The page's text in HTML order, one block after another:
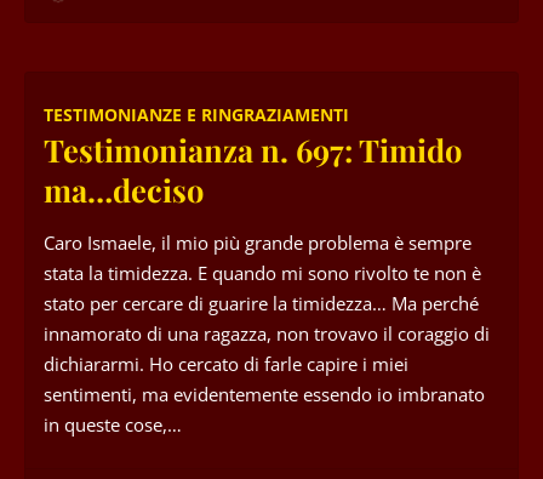
TESTIMONIANZE E RINGRAZIAMENTI
Testimonianza n. 697: Timido
ma…deciso
Caro Ismaele, il mio più grande problema è sempre
stata la timidezza. E quando mi sono rivolto te non è
stato per cercare di guarire la timidezza… Ma perché
innamorato di una ragazza, non trovavo il coraggio di
dichiararmi. Ho cercato di farle capire i miei
sentimenti, ma evidentemente essendo io imbranato
in queste cose,…